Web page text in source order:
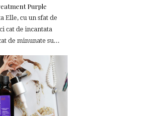
Purple
Elle, cu un sfat de
cat de incantata
de minunate su...